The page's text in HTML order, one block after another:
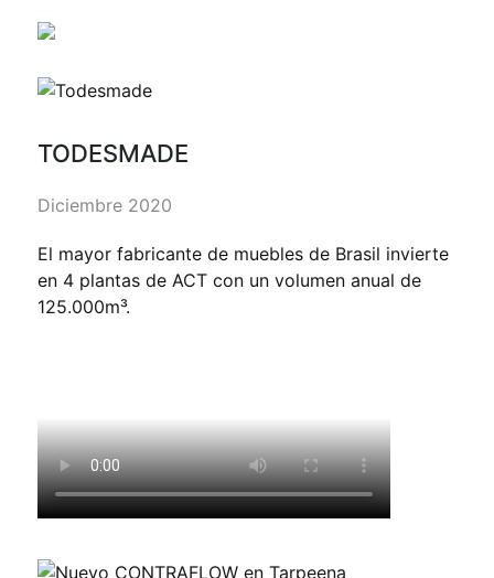
TODESMADE
Diciembre 2020
El mayor fabricante de muebles de Brasil invierte
en 4 plantas de ACT con un volumen anual de
125.000m³.